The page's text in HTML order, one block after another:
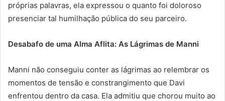
próprias palavras, ela expressou o quanto foi doloroso
presenciar tal humilhação pública do seu parceiro.
Desabafo de uma Alma Aflita: As Lágrimas de Manni
Manni não conseguiu conter as lágrimas ao relembrar os
momentos de tensão e constrangimento que Davi
enfrentou dentro da casa. Ela admitiu que chorou muito ao